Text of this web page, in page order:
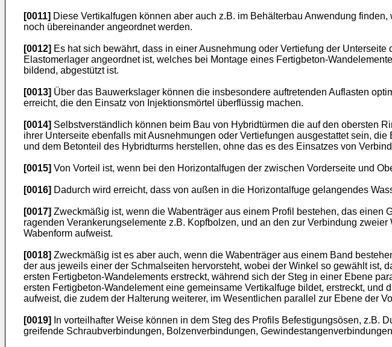
[0011] Diese Vertikalfugen können aber auch z.B. im Behälterbau Anwendung
noch übereinander angeordnet werden.
[0012] Es hat sich bewährt, dass in einer Ausnehmung oder Vertiefung der
Elastomerlager angeordnet ist, welches bei Montage eines Fertigbeton-
bildend, abgestützt ist.
[0013] Über das Bauwerkslager können die insbesondere auftretenden Auflasten
erreicht, die den Einsatz von Injektionsmörtel überflüssig machen.
[0014] Selbstverständlich können beim Bau von Hybridtürmen die auf den obersten
ihrer Unterseite ebenfalls mit Ausnehmungen oder Vertiefungen ausgestattet sein,
und dem Betonteil des Hybridturms herstellen, ohne das es des Einsatzes von
[0015] Von Vorteil ist, wenn bei den Horizontalfugen der zwischen Vorderseite und
[0016] Dadurch wird erreicht, dass von außen in die Horizontalfuge gelangendes
[0017] Zweckmäßig ist, wenn die Wabenträger aus einem Profil bestehen, das einen
ragenden Verankerungselemente z.B. Kopfbolzen, und an den zur Verbindung
Wabenform aufweist.
[0018] Zweckmäßig ist es aber auch, wenn die Wabenträger aus einem Band
der aus jeweils einer der Schmalseiten hervorsteht, wobei der Winkel so gewählt
ersten Fertigbeton-Wandelements erstreckt, während sich der Steg in einer Ebene
ersten Fertigbeton-Wandelement eine gemeinsame Vertikalfuge bildet, erstreckt,
aufweist, die zudem der Halterung weiterer, im Wesentlichen parallel zur Ebene der
[0019]
In vorteilhafter Weise können in dem Steg des Profils Befestigungsösen, z.B.
greifende Schraubverbindungen, Bolzenverbindungen,